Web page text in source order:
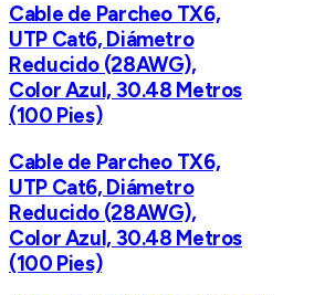
Cable de Parcheo TX6,
UTP Cat6, Diámetro
Reducido (28AWG),
Color Azul, 30.48 Metros
(100 Pies)
Cable de Parcheo TX6,
UTP Cat6, Diámetro
Reducido (28AWG),
Color Azul, 30.48 Metros
(100 Pies)